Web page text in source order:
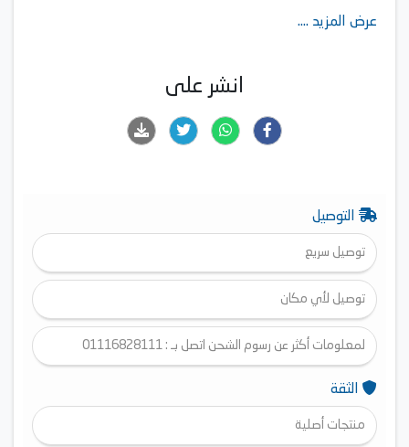
أهم المميزات: بريسيفر داخلي
عرض المزيد ....
انشر على
التوصيل
توصيل سريع
توصيل لأي مكان
لمعلومات أكثر عن رسوم الشحن اتصل بـ : 01116828111
الثقة
منتجات أصلية